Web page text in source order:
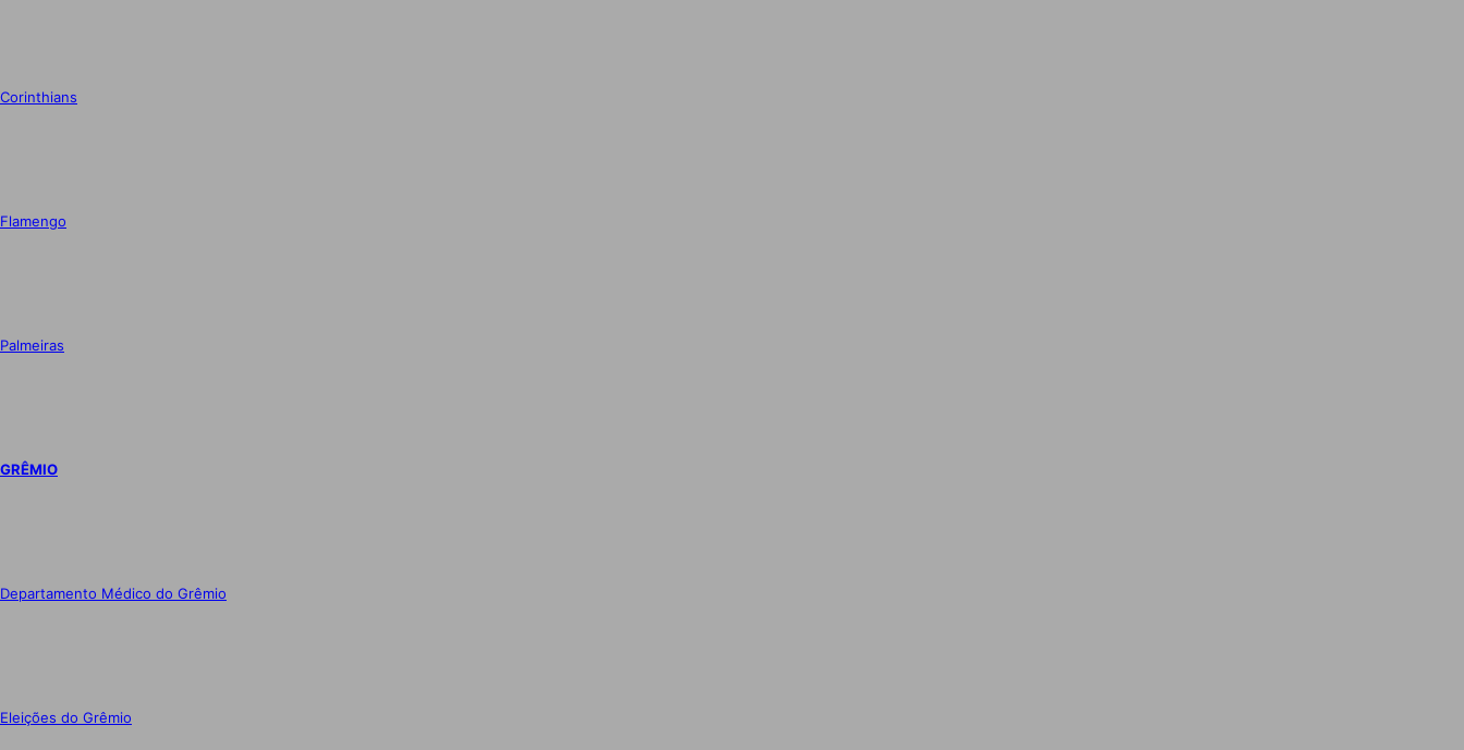
Corinthians
Flamengo
Palmeiras
GRÊMIO
Departamento Médico do Grêmio
Eleições do Grêmio